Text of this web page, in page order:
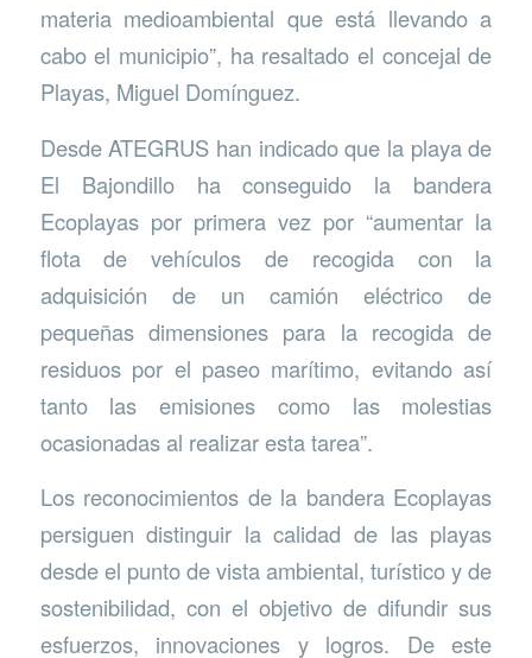
materia medioambiental que está llevando a
cabo el municipio”, ha resaltado el concejal de
Playas, Miguel Domínguez.
Desde ATEGRUS han indicado que la playa de
El Bajondillo ha conseguido la bandera
Ecoplayas por primera vez por “aumentar la
flota de vehículos de recogida con la
adquisición de un camión eléctrico de
pequeñas dimensiones para la recogida de
residuos por el paseo marítimo, evitando así
tanto las emisiones como las molestias
ocasionadas al realizar esta tarea”.
Los reconocimientos de la bandera Ecoplayas
persiguen distinguir la calidad de las playas
desde el punto de vista ambiental, turístico y de
sostenibilidad, con el objetivo de difundir sus
esfuerzos, innovaciones y logros. De este